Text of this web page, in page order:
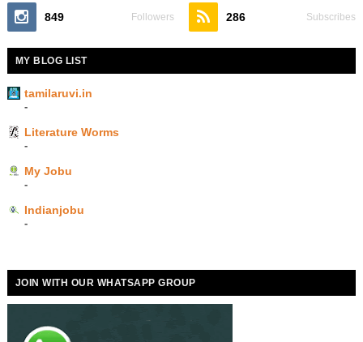
849 Followers 286 Subscribes
MY BLOG LIST
tamilaruvi.in
-
Literature Worms
-
My Jobu
-
Indianjobu
-
JOIN WITH OUR WHATSAPP GROUP